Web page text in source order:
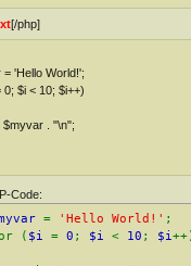
[/php]
'Hello World!';
0; $i < 10; $i++)
. "\n";
Code:
= 'Hello World!' ;
( $i = 0 ; $i < 10 ; $i